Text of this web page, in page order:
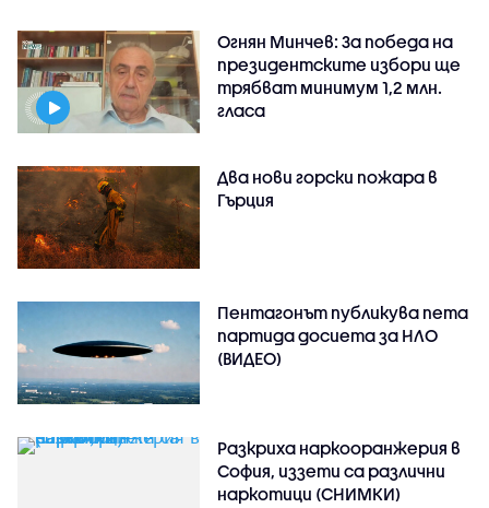
Огнян Минчев: За победа на
президентските избори ще
трябват минимум 1,2 млн.
гласа
Два нови горски пожара в
Гърция
Пентагонът публикува пета
партида досиета за НЛО
(ВИДЕО)
Разкриха наркооранжерия в
София, иззети са различни
наркотици (СНИМКИ)